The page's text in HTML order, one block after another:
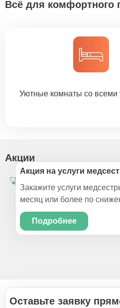
Всё для комфортного
Уютные комнаты со всеми
Акции
Акция на услуги
Закажите услуги
месяц или более по
Подробнее
Оставьте заявку